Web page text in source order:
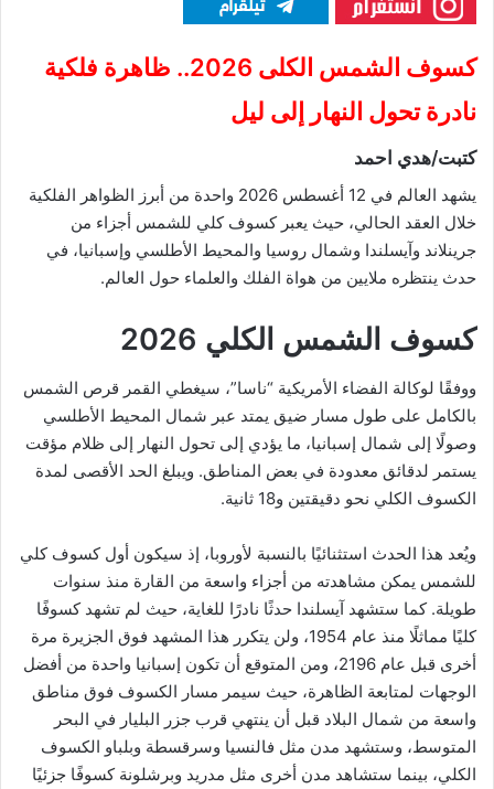
كسوف الشمس الكلى 2026.. ظاهرة فلكية
نادرة تحول النهار إلى ليل
كتبت/هدي احمد
يشهد العالم في 12 أغسطس 2026 واحدة من أبرز الظواهر الفلكية
خلال العقد الحالي، حيث يعبر كسوف كلي للشمس أجزاء من
جرينلاند وآيسلندا وشمال روسيا والمحيط الأطلسي وإسبانيا، في
حدث ينتظره ملايين من هواة الفلك والعلماء حول العالم.
كسوف الشمس الكلي 2026
ووفقًا لوكالة الفضاء الأمريكية “ناسا”، سيغطي القمر قرص الشمس
بالكامل على طول مسار ضيق يمتد عبر شمال المحيط الأطلسي
وصولًا إلى شمال إسبانيا، ما يؤدي إلى تحول النهار إلى ظلام مؤقت
يستمر لدقائق معدودة في بعض المناطق. ويبلغ الحد الأقصى لمدة
الكسوف الكلي نحو دقيقتين و18 ثانية.
ويُعد هذا الحدث استثنائيًا بالنسبة لأوروبا، إذ سيكون أول كسوف كلي
للشمس يمكن مشاهدته من أجزاء واسعة من القارة منذ سنوات
طويلة. كما ستشهد آيسلندا حدثًا نادرًا للغاية، حيث لم تشهد كسوفًا
كليًا مماثلًا منذ عام 1954، ولن يتكرر هذا المشهد فوق الجزيرة مرة
أخرى قبل عام 2196، ومن المتوقع أن تكون إسبانيا واحدة من أفضل
الوجهات لمتابعة الظاهرة، حيث سيمر مسار الكسوف فوق مناطق
واسعة من شمال البلاد قبل أن ينتهي قرب جزر البليار في البحر
المتوسط، وستشهد مدن مثل فالنسيا وسرقسطة وبلباو الكسوف
الكلي، بينما ستشاهد مدن أخرى مثل مدريد وبرشلونة كسوفًا جزئيًا